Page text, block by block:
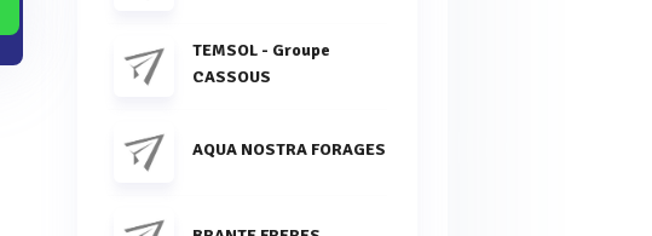
TEMSOL - Groupe
CASSOUS
AQUA NOSTRA FORAGES